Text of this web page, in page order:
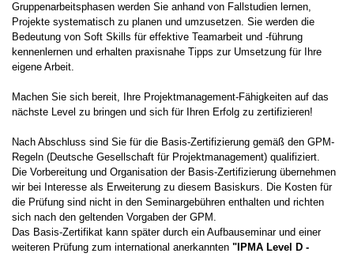
Gruppenarbeitsphasen werden Sie anhand von Fallstudien lernen,
Projekte systematisch zu planen und umzusetzen. Sie werden die
Bedeutung von Soft Skills für effektive Teamarbeit und -führung
kennenlernen und erhalten praxisnahe Tipps zur Umsetzung für Ihre
eigene Arbeit.
Machen Sie sich bereit, Ihre Projektmanagement-Fähigkeiten auf das
nächste Level zu bringen und sich für Ihren Erfolg zu zertifizieren!
Nach Abschluss sind Sie für die Basis-Zertifizierung gemäß den GPM-
Regeln (Deutsche Gesellschaft für Projektmanagement) qualifiziert.
Die Vorbereitung und Organisation der Basis-Zertifizierung übernehmen
wir bei Interesse als Erweiterung zu diesem Basiskurs. Die Kosten für
die Prüfung sind nicht in den Seminargebühren enthalten und richten
sich nach den geltenden Vorgaben der GPM.
Das Basis-Zertifikat kann später durch ein Aufbauseminar und einer
weiteren Prüfung zum international anerkannten "IPMA Level D -